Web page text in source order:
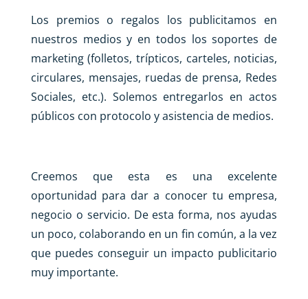
Los premios o regalos los publicitamos en
nuestros medios y en todos los soportes de
marketing (folletos, trípticos, carteles, noticias,
circulares, mensajes, ruedas de prensa, Redes
Sociales, etc.). Solemos entregarlos en actos
públicos con protocolo y asistencia de medios.
Creemos que esta es una excelente
oportunidad para dar a conocer tu empresa,
negocio o servicio. De esta forma, nos ayudas
un poco, colaborando en un fin común, a la vez
que puedes conseguir un impacto publicitario
muy importante.